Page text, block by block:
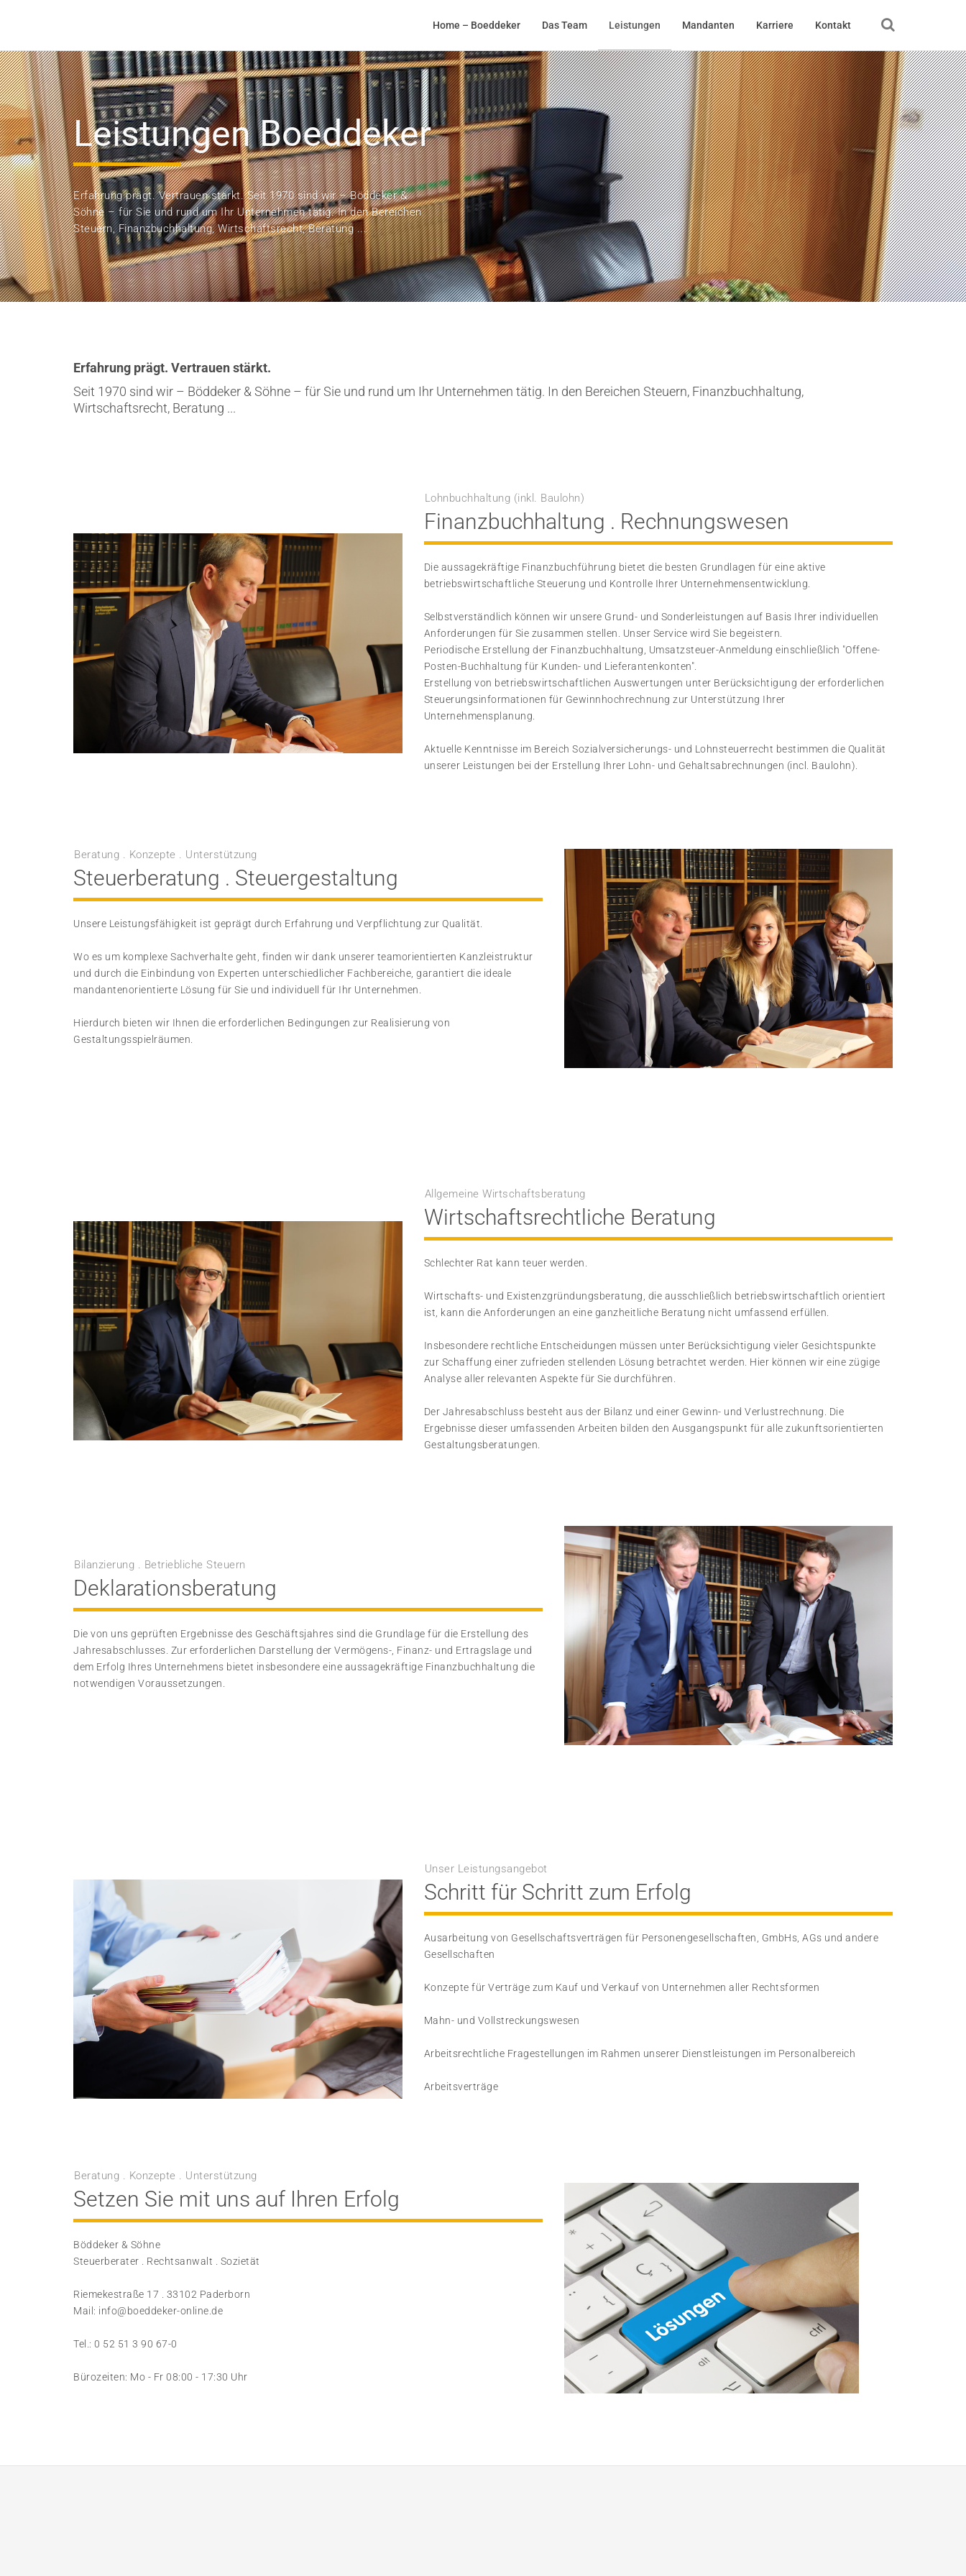
Home – Boeddeker Das Team Leistungen Mandanten Karriere Kontakt
Leistungen Boeddeker
Erfahrung prägt. Vertrauen stärkt. Seit 1970 sind wir – Böddeker &
Söhne – für Sie und rund um Ihr Unternehmen tätig. In den Bereichen
Steuern, Finanzbuchhaltung, Wirtschaftsrecht, Beratung ...
Erfahrung prägt. Vertrauen stärkt.
Seit 1970 sind wir – Böddeker & Söhne – für Sie und rund um Ihr Unternehmen tätig. In den Bereichen Steuern, Finanzbuchhaltung,
Wirtschaftsrecht, Beratung ...
Finanzbuchhaltung . Rechnungswesen
Lohnbuchhaltung (inkl. Baulohn)
Die aussagekräftige Finanzbuchführung bietet die besten Grundlagen für eine aktive
betriebswirtschaftliche Steuerung und Kontrolle Ihrer Unternehmensentwicklung.
Selbstverständlich können wir unsere Grund- und Sonderleistungen auf Basis Ihrer individuellen
Anforderungen für Sie zusammen stellen. Unser Service wird Sie begeistern.
Periodische Erstellung der Finanzbuchhaltung, Umsatzsteuer-Anmeldung einschließlich "Offene-
Posten-Buchhaltung für Kunden- und Lieferantenkonten".
Erstellung von betriebswirtschaftlichen Auswertungen unter Berücksichtigung der erforderlichen
Steuerungsinformationen für Gewinnhochrechnung zur Unterstützung Ihrer
Unternehmensplanung.
Aktuelle Kenntnisse im Bereich Sozialversicherungs- und Lohnsteuerrecht bestimmen die Qualität
unserer Leistungen bei der Erstellung Ihrer Lohn- und Gehaltsabrechnungen (incl. Baulohn).
Steuerberatung . Steuergestaltung
Beratung . Konzepte . Unterstützung
Unsere Leistungsfähigkeit ist geprägt durch Erfahrung und Verpflichtung zur Qualität.
Wo es um komplexe Sachverhalte geht, finden wir dank unserer teamorientierten Kanzleistruktur
und durch die Einbindung von Experten unterschiedlicher Fachbereiche, garantiert die ideale
mandantenorientierte Lösung für Sie und individuell für Ihr Unternehmen.
Hierdurch bieten wir Ihnen die erforderlichen Bedingungen zur Realisierung von
Gestaltungsspielräumen.
Wirtschaftsrechtliche Beratung
Allgemeine Wirtschaftsberatung
Schlechter Rat kann teuer werden.
Wirtschafts- und Existenzgründungsberatung, die ausschließlich betriebswirtschaftlich orientiert
ist, kann die Anforderungen an eine ganzheitliche Beratung nicht umfassend erfüllen.
Insbesondere rechtliche Entscheidungen müssen unter Berücksichtigung vieler Gesichtspunkte
zur Schaffung einer zufrieden stellenden Lösung betrachtet werden. Hier können wir eine zügige
Analyse aller relevanten Aspekte für Sie durchführen.
Der Jahresabschluss besteht aus der Bilanz und einer Gewinn- und Verlustrechnung. Die
Ergebnisse dieser umfassenden Arbeiten bilden den Ausgangspunkt für alle zukunftsorientierten
Gestaltungsberatungen.
Deklarationsberatung
Bilanzierung . Betriebliche Steuern
Die von uns geprüften Ergebnisse des Geschäftsjahres sind die Grundlage für die Erstellung des
Jahresabschlusses. Zur erforderlichen Darstellung der Vermögens-, Finanz- und Ertragslage und
dem Erfolg Ihres Unternehmens bietet insbesondere eine aussagekräftige Finanzbuchhaltung die
notwendigen Voraussetzungen.
Schritt für Schritt zum Erfolg
Unser Leistungsangebot
Ausarbeitung von Gesellschaftsverträgen für Personengesellschaften, GmbHs, AGs und andere
Gesellschaften
Konzepte für Verträge zum Kauf und Verkauf von Unternehmen aller Rechtsformen
Mahn- und Vollstreckungswesen
Arbeitsrechtliche Fragestellungen im Rahmen unserer Dienstleistungen im Personalbereich
Arbeitsverträge
Setzen Sie mit uns auf Ihren Erfolg
Beratung . Konzepte . Unterstützung
Böddeker & Söhne
Steuerberater . Rechtsanwalt . Sozietät
Riemekestraße 17 . 33102 Paderborn
Mail: info@boeddeker-online.de
Tel.: 0 52 51 3 90 67-0
Bürozeiten: Mo - Fr 08:00 - 17:30 Uhr